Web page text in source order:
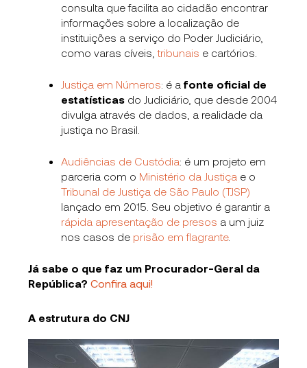
consulta que facilita ao cidadão encontrar
informações sobre a localização de
instituições a serviço do Poder Judiciário,
como varas cíveis,tribunais e cartórios.
Justiça em Números: é afonte oficial de
estatísticas do Judiciário, que desde 2004
divulga através de dados, a realidade da
justiça no Brasil.
Audiências de Custódia: é um projeto em
parceria com o Ministério da Justiça e o
Tribunal de Justiça de São Paulo (TJSP)
lançado em 2015. Seu objetivo é garantir a
rápida apresentação de presos a um juiz
nos casos de prisão em flagrante.
Já sabe o que faz um Procurador-Geral da
República?Confira aqui!
A estrutura do CNJ